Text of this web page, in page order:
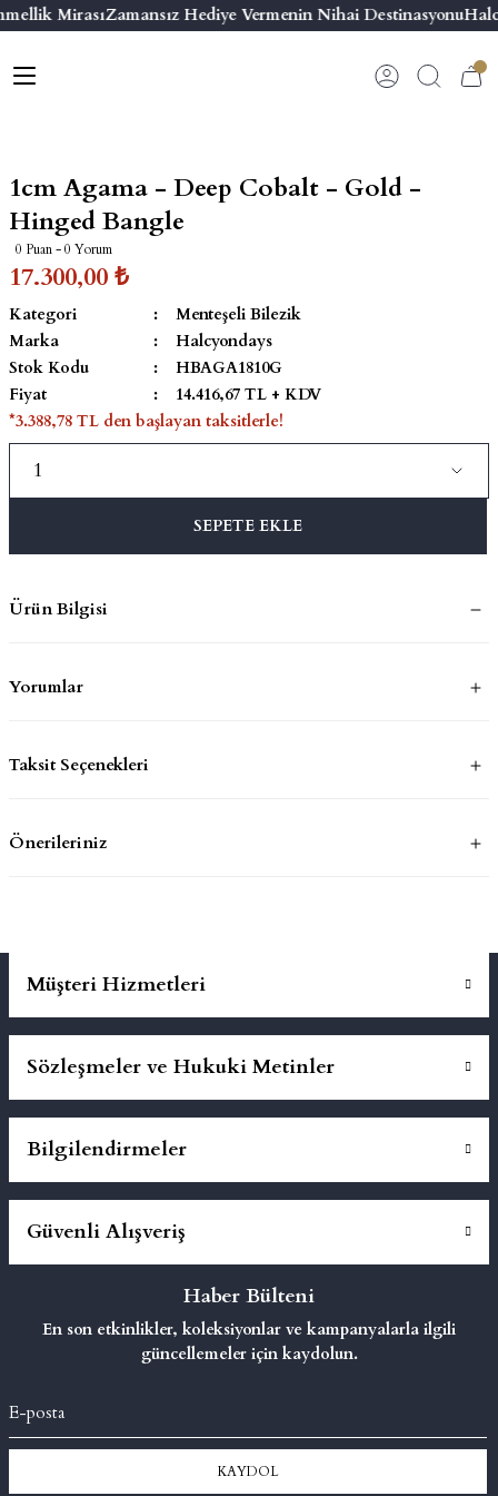
MirasıZamansız Hediye Vermenin Nihai Destinasyonu
Geri Dön
Geri Dön
ve Aksesuarlar
Mum
Geri Dön
Yivli Kabaşon Bilezik
Geri Dön
Seriler
Elephant
1cm Agama - Deep Cobalt - Gold -
Hinged Bangle
0 Puan - 0 Yorum
17.300,00 ₺
Kategori
Menteşeli Bilezik
Marka
Halcyondays
Stok Kodu
HBAGA1810G
Fiyat
14.416,67 TL + KDV
*3.388,78 TL den başlayan taksitlerle!
SEPETE EKLE
Ürün Bilgisi
Yorumlar
Taksit Seçenekleri
Önerileriniz
Müşteri Hizmetleri
Sözleşmeler ve Hukuki Metinler
Bilgilendirmeler
Güvenli Alışveriş
Haber Bülteni
En son etkinlikler, koleksiyonlar ve kampanyalarla ilgili
güncellemeler için kaydolun.
KAYDOL